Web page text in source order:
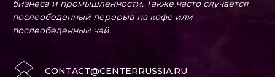
бизнеса и промышленности. Также часто случается
послеобеденный перерыв на кофе или
послеобеденный чай.
CONTACT@CENTERRUSSIA.RU